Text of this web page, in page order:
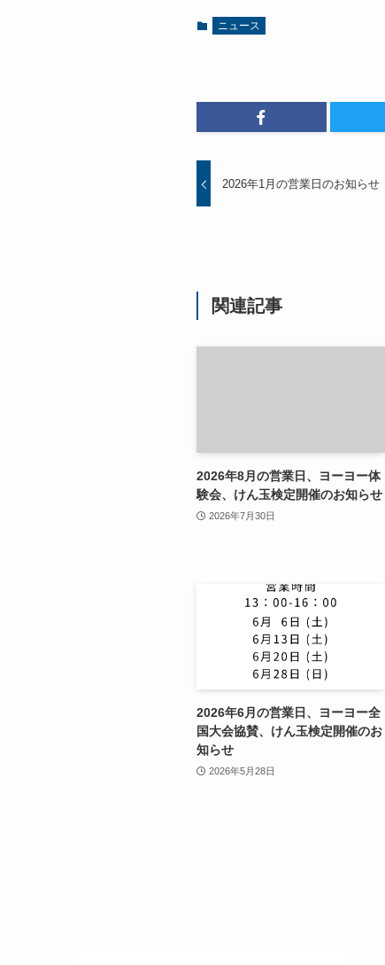
ニュース
2026年1月の営業日のお知らせ
関連記事
2026年8月の営業日、ヨーヨー体
験会、けん玉検定開催のお知らせ
2026年7月30日
2026年6月の営業日、ヨーヨー全
国大会協賛、けん玉検定開催のお
知らせ
2026年5月28日